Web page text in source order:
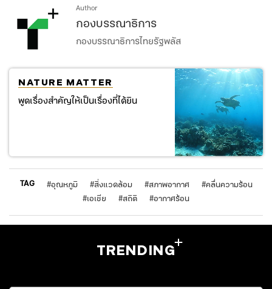
Author
กองบรรณาธิการ
กองบรรณาธิการไทยรัฐพลัส
NATURE MATTER
พูดเรื่องสำคัญให้เป็นเรื่องที่ได้ยิน
TAG #อุณหภูมิ #สิ่งแวดล้อม #สภาพอากาศ #คลื่นความร้อน
#เอเชีย #สถิติ #อากาศร้อน
TRENDING